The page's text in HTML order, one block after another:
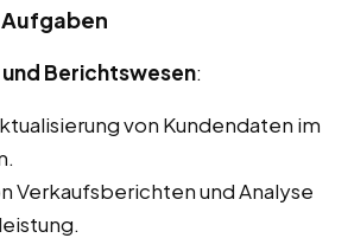
Berichtswesen:
von Kundendaten im
Verkaufsberichten und Analyse